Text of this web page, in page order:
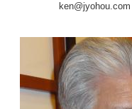
ken@jyohou.com